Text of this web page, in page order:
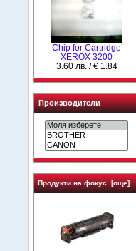
Chip for Cartridge
XEROX 3200
3.60 лв. / € 1.84
Производители
Продукти на фокус [още]